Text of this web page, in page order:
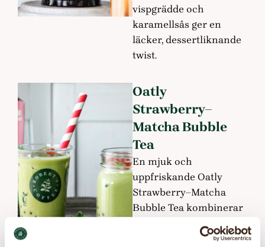
vispgrädde och
karamellsås ger en
läcker, dessertliknande
twist.
Oatly
Strawberry–
Matcha Bubble
Tea
En mjuk och
uppfriskande Oatly
Strawberry–Matcha
Bubble Tea kombinerar
jordgubbsmatcha,